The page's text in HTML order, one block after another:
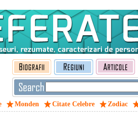
Monden Citate Celebre Zodiac